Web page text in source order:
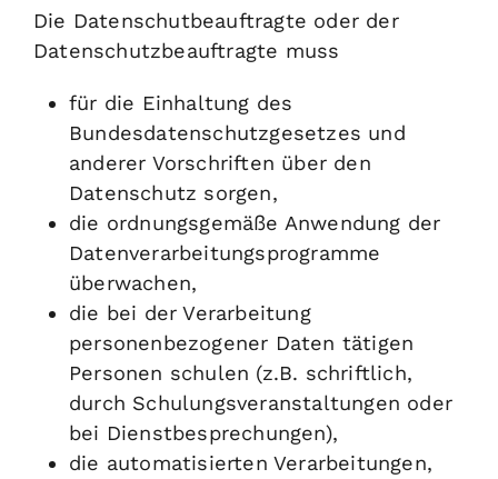
Die Datenschutbeauftragte oder der
Datenschutzbeauftragte muss
für die Einhaltung des
Bundesdatenschutzgesetzes und
anderer Vorschriften über den
Datenschutz sorgen,
die ordnungsgemäße Anwendung der
Datenverarbeitungsprogramme
überwachen,
die bei der Verarbeitung
personenbezogener Daten tätigen
Personen schulen (z.B. schriftlich,
durch Schulungsveranstaltungen oder
bei Dienstbesprechungen),
die automatisierten Verarbeitungen,